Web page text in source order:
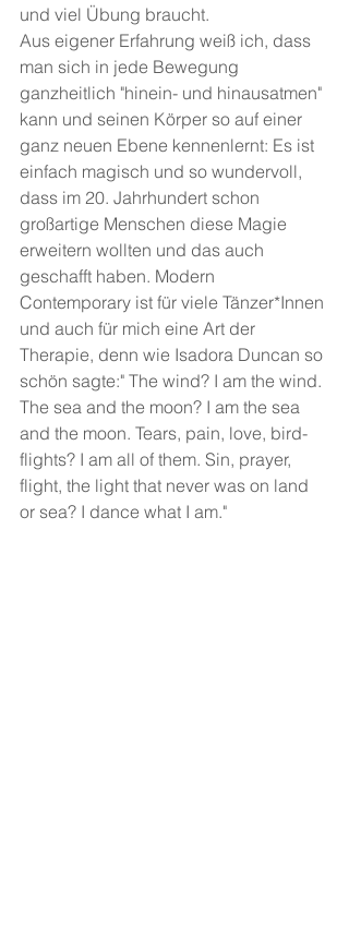
und viel Übung braucht.
Aus eigener Erfahrung weiß ich, dass
man sich in jede Bewegung
ganzheitlich "hinein- und hinausatmen"
kann und seinen Körper so auf einer
ganz neuen Ebene kennenlernt: Es ist
einfach magisch und so wundervoll,
dass im 20. Jahrhundert schon
großartige Menschen diese Magie
erweitern wollten und das auch
geschafft haben. Modern
Contemporary ist für viele Tänzer*Innen
und auch für mich eine Art der
Therapie, denn wie Isadora Duncan so
schön sagte:" The wind? I am the wind.
The sea and the moon? I am the sea
and the moon. Tears, pain, love, bird-
flights? I am all of them. Sin, prayer,
flight, the light that never was on land
or sea? I dance what I am."